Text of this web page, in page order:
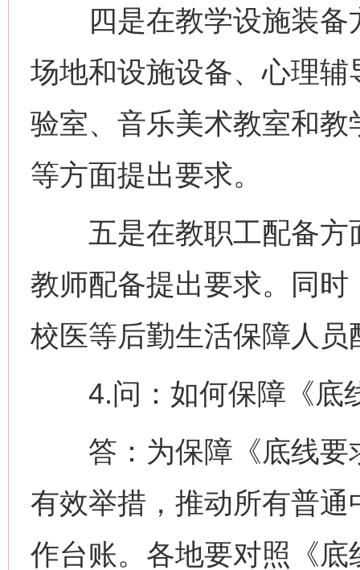
四是在教学设施装备
场地和设施设备、心理
验室、音乐美术教室和
等方面提出要求。
五是在教职工配备方
教师配备提出要求。同
校医等后勤生活保障人员
4.问：如何保障《底
答：为保障《底线要
有效举措，推动所有普
作台账。各地要对照《